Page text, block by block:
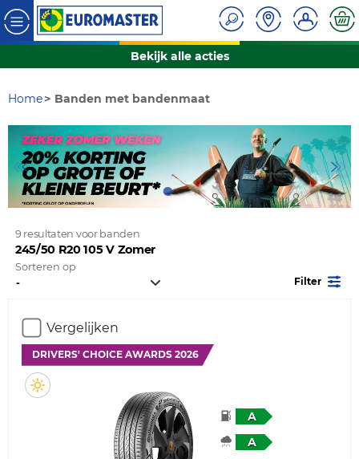
Bekijk alle acties
Home Banden met bandenmaat
9 resultaten voor banden
245/50 R20 105 V Zomer
Sorteren op
Filter
Vergelijken
DRIVERS' CHOICE AWARDS 2026
A
A